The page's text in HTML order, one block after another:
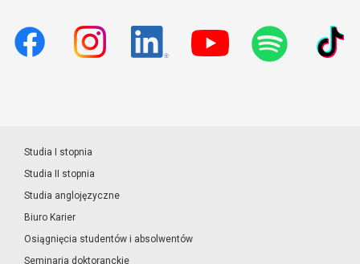
Studia I stopnia
Studia II stopnia
Studia anglojęzyczne
Biuro Karier
Osiągnięcia studentów i absolwentów
Seminaria doktoranckie